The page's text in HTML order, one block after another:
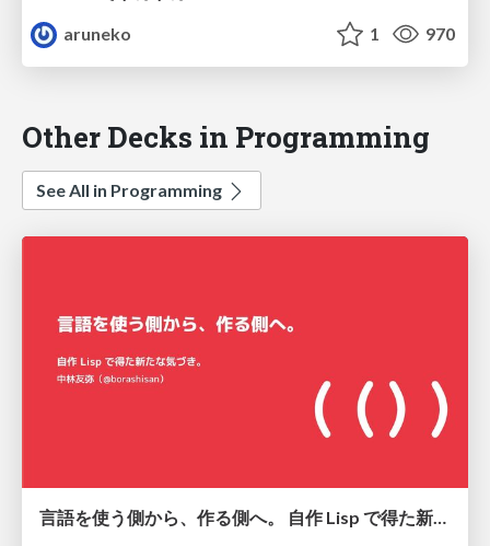
aruneko
1 970
Other Decks in Programming
See All in Programming